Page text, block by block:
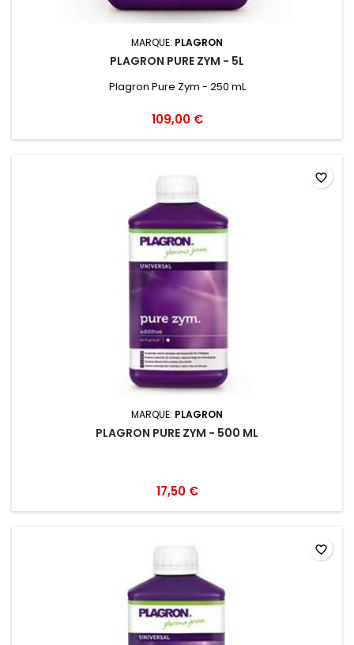
MARQUE: PLAGRON
PLAGRON PURE ZYM - 5L
Plagron Pure Zym - 250 mL
109,00 €
MARQUE: PLAGRON
PLAGRON PURE ZYM - 500 ML
17,50 €
favorite_border
favorite_border